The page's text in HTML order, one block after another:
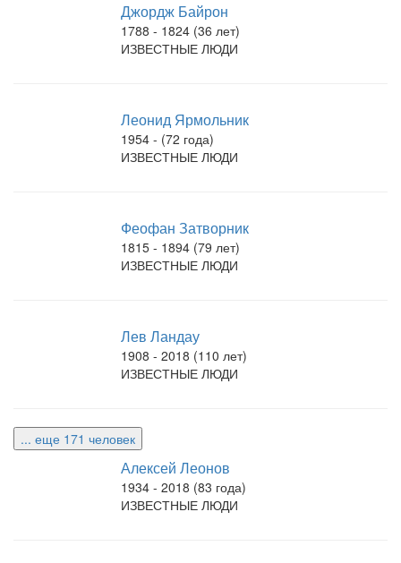
Джордж Байрон
1788 - 1824 (36 лет)
ИЗВЕСТНЫЕ ЛЮДИ
Леонид Ярмольник
1954 - (72 года)
ИЗВЕСТНЫЕ ЛЮДИ
Феофан Затворник
1815 - 1894 (79 лет)
ИЗВЕСТНЫЕ ЛЮДИ
Лев Ландау
1908 - 2018 (110 лет)
ИЗВЕСТНЫЕ ЛЮДИ
... еще 171 человек
Алексей Леонов
1934 - 2018 (83 года)
ИЗВЕСТНЫЕ ЛЮДИ